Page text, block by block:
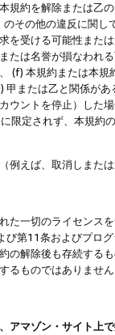
規約を解除または乙
その他の違反に関
を受ける可能性また
たは名誉が損なわれ
(f) 本規約または本
または乙と関係が
ウントを停止）した
限定されず、本規
例えば、取消しまた
た一切のライセンス
第11条およびプロ
の解除後も存続する
るものではありませ
アマゾン・サイト上